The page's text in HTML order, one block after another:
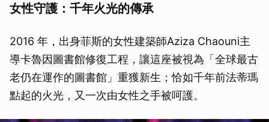
女性守護：千年火光的傳承
2016 年，出身菲斯的女性建築師Aziza Chaouni主
導卡魯因圖書館修復工程，讓這座被視為「全球最古
老仍在運作的圖書館」重獲新生；恰如千年前法蒂瑪
點起的火光，又一次由女性之手被呵護。